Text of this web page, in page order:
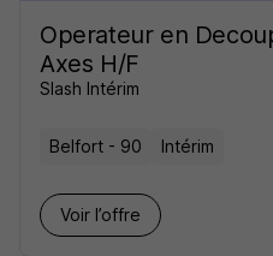
Operateur en
Axes H/F
Slash Intérim
Belfort - 90 Intérim
Voir l’offre